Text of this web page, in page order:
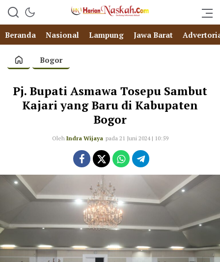
Beranda Nasional Lampung Jawa Barat
Bogor
Pj. Bupati Asmawa Tosepu Sambut
Kajari yang Baru di Kabupaten
Bogor
Oleh Indra Wijaya pada 21 Juni 2024 | 10:59